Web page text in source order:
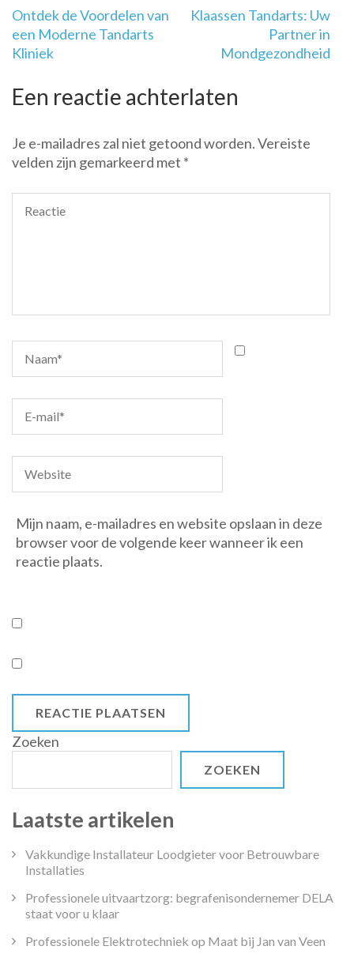
Berichtnavigatie
Ontdek de Voordelen van
een Moderne Tandarts
Kliniek
Klaassen Tandarts: Uw
Partner in
Mondgezondheid
Een reactie achterlaten
Je e-mailadres zal niet getoond worden.Vereiste
velden zijn gemarkeerd met *
Mijn naam, e-mailadres en website opslaan in deze
browser voor de volgende keer wanneer ik een
reactie plaats.
Zoeken
ZOEKEN
Laatste artikelen
Vakkundige Installateur Loodgieter voor Betrouwbare
Installaties
Professionele uitvaartzorg: begrafenisondernemer DELA
staat voor u klaar
Professionele Elektrotechniek op Maat bij Jan van Veen